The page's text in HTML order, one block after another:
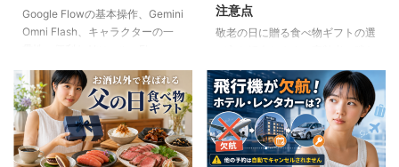
Google Flowの基本操作、Gemini
Omni Flash、キャラクターの一
研究室の長編動画18本を、目的別
に分かりやすく紹介します。
注意点
敬老の日に贈る食べ物ギフトの選
力や好み、食事制限、保存方法に
配慮しながら、和菓子、スープ、
ご飯のお供、やわらか食などの候
補をわかりやすく解説します。